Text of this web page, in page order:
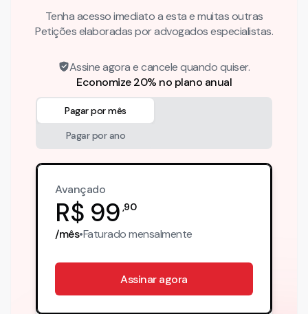
Tenha acesso imediato a esta e muitas outras
Petições elaboradas por advogados especialistas.
Assine agora e cancele quando quiser.
Economize 20% no plano anual
Pagar por mês
Pagar por ano
Avançado
R$ 99 ,90
/mês•Faturadomensalmente
Assinar agora